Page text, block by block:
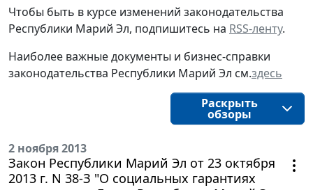
Чтобы быть в курсе изменений законодательства
Республики Марий Эл, подпишитесь на RSS-ленту.
Наиболее важные документы и бизнес-справки
законодательства Республики Марий Эл см.здесь
Раскрыть
обзоры
2 ноября 2013
Закон Республики Марий Эл от 23 октября
2013 г. N 38-З "О социальных гарантиях